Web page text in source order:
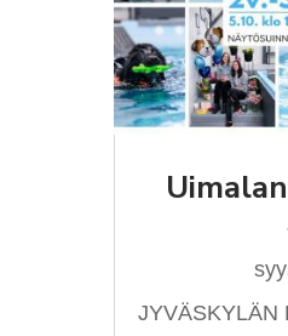
JYVÄSKYLÄN